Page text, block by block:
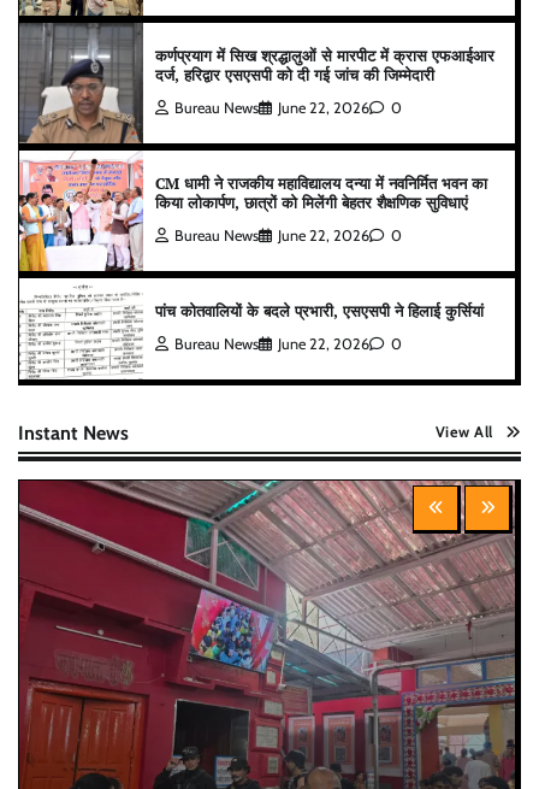
कर्णप्रयाग में सिख श्रद्धालुओं से मारपीट में क्रास एफआईआर
दर्ज, हरिद्वार एसएसपी को दी गई जांच की जिम्मेदारी
Bureau News June 22, 2026 0
CM धामी ने राजकीय महाविद्यालय दन्या में नवनिर्मित भवन का
किया लोकार्पण, छात्रों को मिलेंगी बेहतर शैक्षणिक सुविधाएं
Bureau News June 22, 2026 0
पांच कोतवालियों के बदले प्रभारी, एसएसपी ने हिलाई कुर्सियां
Bureau News June 22, 2026 0
Instant News View All